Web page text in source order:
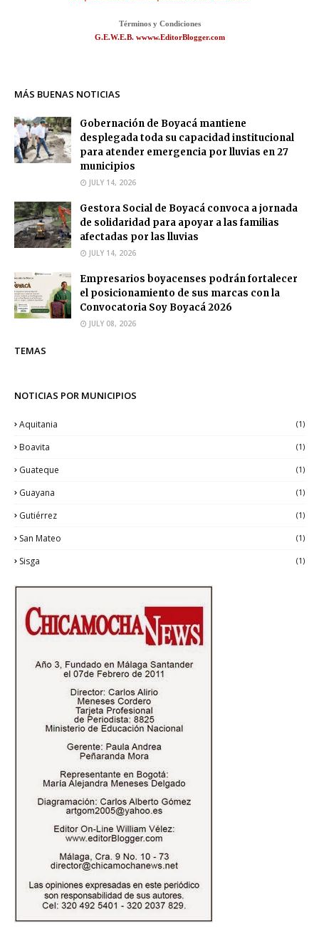
Términos y Condiciones
G.E.W.E.B. wwww.EditorBlogger.com
MÁS BUENAS NOTICIAS
Gobernación de Boyacá mantiene
desplegada toda su capacidad institucional
para atender emergencia por lluvias en 27
municipios
JULY 14, 2026
Gestora Social de Boyacá convoca a jornada
de solidaridad para apoyar a las familias
afectadas por las lluvias
JULY 14, 2026
Empresarios boyacenses podrán fortalecer
el posicionamiento de sus marcas con la
Convocatoria Soy Boyacá 2026
JULY 08, 2026
TEMAS
NOTICIAS POR MUNICIPIOS
Aquitania (1)
Boavita (1)
Guateque (1)
Guayana (1)
Gutiérrez (1)
San Mateo (1)
Sisga (1)